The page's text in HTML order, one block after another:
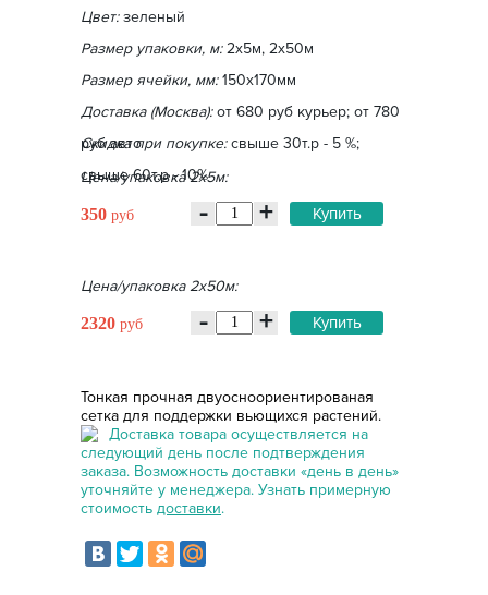
Цвет:зеленый
Размер упаковки, м:2х5м, 2х50м
Размер ячейки, мм:150х170мм
Доставка (Москва):от 680 руб курьер; от 780
руб авто
Скидка при покупке:свыше 30т.р - 5 %;
свыше 60т.р - 10%
Цена/упаковка 2х5м:
350 руб - + Купить
Цена/упаковка 2х50м:
2320 руб - + Купить
Тонкая прочная двуосноориентированая
сетка для поддержки вьющихся растений.
Доставка товара осуществляется на
следующий день после подтверждения
заказа. Возможность доставки «день в день»
уточняйте у менеджера. Узнать примерную
стоимость доставки.